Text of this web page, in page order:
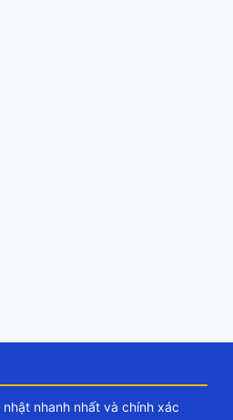
nhanh nhất và chính xác